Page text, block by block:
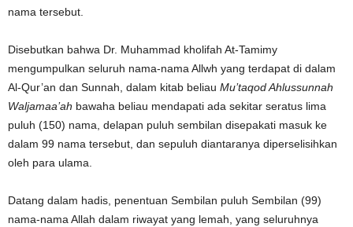
nama tersebut.
Disebutkan bahwa Dr. Muhammad kholifah At-Tamimy
mengumpulkan seluruh nama-nama Allwh yang terdapat di dalam
Al-Qur’an dan Sunnah, dalam kitab beliau Mu’taqod Ahlussunnah
Waljamaa’ah bawaha beliau mendapati ada sekitar seratus lima
puluh (150) nama, delapan puluh sembilan disepakati masuk ke
dalam 99 nama tersebut, dan sepuluh diantaranya diperselisihkan
oleh para ulama.
Datang dalam hadis, penentuan Sembilan puluh Sembilan (99)
nama-nama Allah dalam riwayat yang lemah, yang seluruhnya